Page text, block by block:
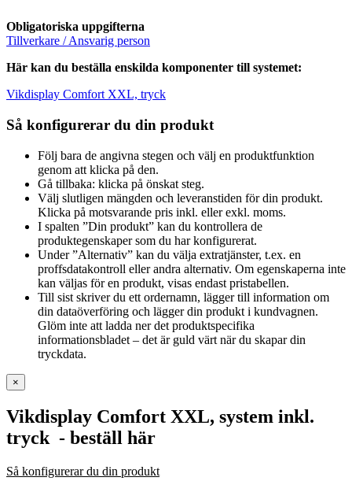
Obligatoriska uppgifterna
Tillverkare / Ansvarig person
Här kan du beställa enskilda komponenter till systemet:
Vikdisplay Comfort XXL, tryck
Så konfigurerar du din produkt
Följ bara de angivna stegen och välj en produktfunktion
genom att klicka på den.
Gå tillbaka: klicka på önskat steg.
Välj slutligen mängden och leveranstiden för din produkt.
Klicka på motsvarande pris inkl. eller exkl. moms.
I spalten ”Din produkt” kan du kontrollera de
produktegenskaper som du har konfigurerat.
Under ”Alternativ” kan du välja extratjänster, t.ex. en
proffsdatakontroll eller andra alternativ. Om egenskaperna inte
kan väljas för en produkt, visas endast pristabellen.
Till sist skriver du ett ordernamn, lägger till information om
din dataöverföring och lägger din produkt i kundvagnen.
Glöm inte att ladda ner det produktspecifika
informationsbladet – det är guld värt när du skapar din
tryckdata.
×
Vikdisplay Comfort XXL, system inkl.
tryck - beställ här
Så konfigurerar du din produkt